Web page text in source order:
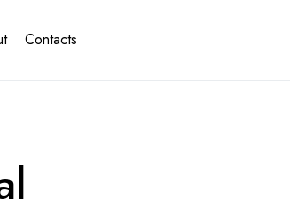
Contacts